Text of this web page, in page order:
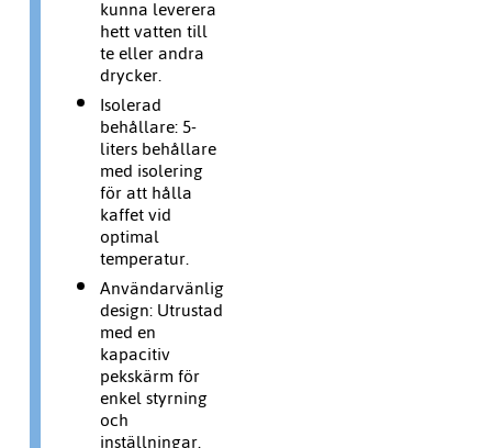
kunna leverera
hett vatten till
te eller andra
drycker.
Isolerad
behållare:5-
liters behållare
med isolering
för att hålla
kaffet vid
optimal
temperatur.
Användarvänlig
design:Utrustad
med en
kapacitiv
pekskärm för
enkel styrning
och